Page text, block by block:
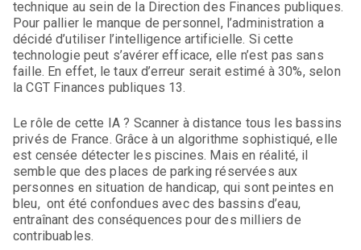
technique au sein de la Direction des Finances publiques.
Pour pallier le manque de personnel, l’administration a
décidé d’utiliser l’intelligence artificielle. Si cette
technologie peut s’avérer efficace, elle n’est pas sans
faille. En effet, le taux d’erreur serait estimé à 30%, selon
la CGT Finances publiques 13.
Le rôle de cette IA ? Scanner à distance tous les bassins
privés de France. Grâce à un algorithme sophistiqué, elle
est censée détecter les piscines. Mais en réalité, il
semble que des places de parking réservées aux
personnes en situation de handicap, qui sont peintes en
bleu, ont été confondues avec des bassins d’eau,
entraînant des conséquences pour des milliers de
contribuables.